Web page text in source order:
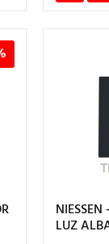
LUZ